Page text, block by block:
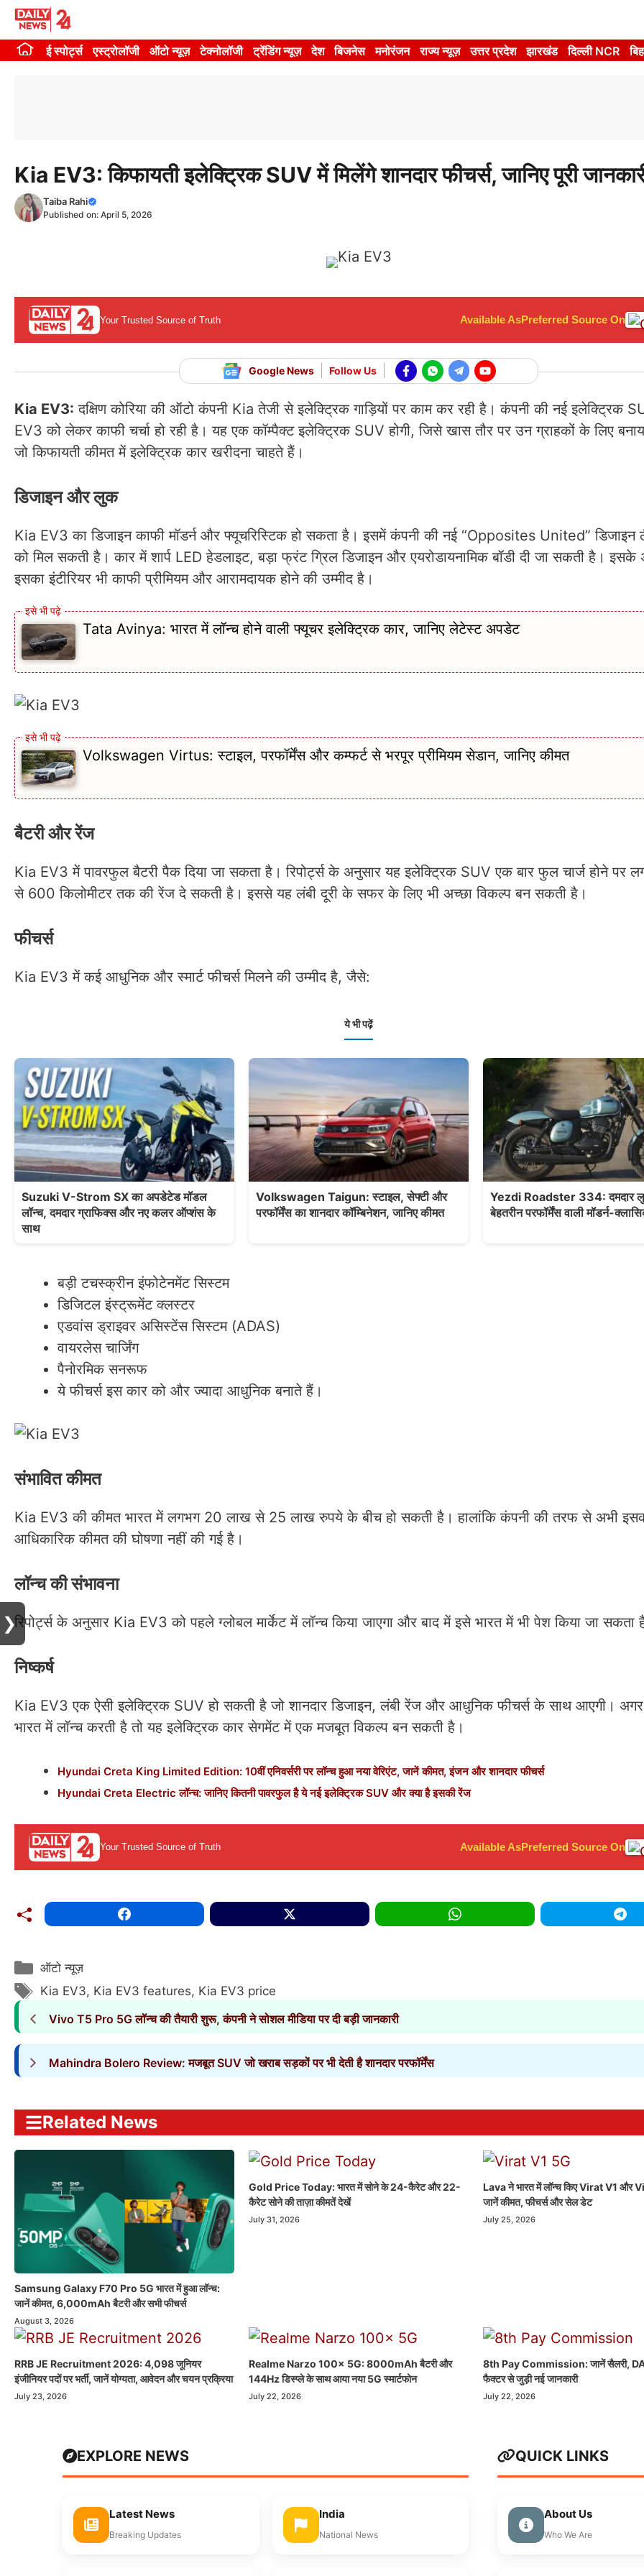
Skip
contentई स्पोर्ट्स एस्ट्रोलॉजी ऑटो न्यूज़ टेक्नोलॉजी ट्रेंडिंग न्यूज़ देश बिजनेस मनोरंजन राज्य न्यूज़ उत्तर प्रदेश झारखंड दिल्ली NCR
Kia EV3: किफायती इलेक्ट्रिक SUV में मिलेंगे शानदार फीचर्स, जानिए पूरी
Taiba Rahi
Published on: April 5, 2026
Your Trusted Source of Truth Available AsPreferred Source On
Google News Follow Us
Kia EV3: दक्षिण कोरिया की ऑटो कंपनी Kia तेजी से इलेक्ट्रिक गाड़ियों पर काम कर रही है। कंपनी की नई इलेक्ट्रिक
EV3 को लेकर काफी चर्चा हो रही है। यह एक कॉम्पैक्ट इलेक्ट्रिक SUV होगी, जिसे खास तौर पर उन ग्राहकों के लिए
जो किफायती कीमत में इलेक्ट्रिक कार खरीदना चाहते हैं।
डिजाइन और लुक
Kia EV3 का डिजाइन काफी मॉडर्न और फ्यूचरिस्टिक हो सकता है। इसमें कंपनी की नई “Opposites United”
को मिल सकती है। कार में शार्प LED हेडलाइट, बड़ा फ्रंट ग्रिल डिजाइन और एयरोडायनामिक बॉडी दी जा सकती है। इसके
इसका इंटीरियर भी काफी प्रीमियम और आरामदायक होने की उम्मीद है।
Tata Avinya: भारत में लॉन्च होने वाली फ्यूचर इलेक्ट्रिक कार, जानिए लेटेस्ट अपडेट
Volkswagen Virtus: स्टाइल, परफॉर्मेंस और कम्फर्ट से भरपूर प्रीमियम सेडान, जानिए कीमत
बैटरी और रेंज
Kia EV3 में पावरफुल बैटरी पैक दिया जा सकता है। रिपोर्ट्स के अनुसार यह इलेक्ट्रिक SUV एक बार फुल चार्ज होने पर
से 600 किलोमीटर तक की रेंज दे सकती है। इससे यह लंबी दूरी के सफर के लिए भी अच्छा विकल्प बन सकती है।
फीचर्स
Kia EV3 में कई आधुनिक और स्मार्ट फीचर्स मिलने की उम्मीद है, जैसे:
ये भी पढ़ें
Suzuki V-Strom SX का अपडेटेड मॉडल
लॉन्च, दमदार ग्राफिक्स और नए कलर ऑप्शंस के
साथ
Volkswagen Taigun: स्टाइल, सेफ्टी और
परफॉर्मेंस का शानदार कॉम्बिनेशन, जानिए कीमत
Yezdi Roadster 334: दमदार
बेहतरीन परफॉर्मेंस वाली मॉडर्न-
बड़ी टचस्क्रीन इंफोटेनमेंट सिस्टम
डिजिटल इंस्ट्रूमेंट क्लस्टर
एडवांस ड्राइवर असिस्टेंस सिस्टम (ADAS)
वायरलेस चार्जिंग
पैनोरमिक सनरूफ
ये फीचर्स इस कार को और ज्यादा आधुनिक बनाते हैं।
संभावित कीमत
Kia EV3 की कीमत भारत में लगभग 20 लाख से 25 लाख रुपये के बीच हो सकती है। हालांकि कंपनी की तरफ से अभी
आधिकारिक कीमत की घोषणा नहीं की गई है।
लॉन्च की संभावना
रिपोर्ट्स के अनुसार Kia EV3 को पहले ग्लोबल मार्केट में लॉन्च किया जाएगा और बाद में इसे भारत में भी पेश किया जा सकता
निष्कर्ष
Kia EV3 एक ऐसी इलेक्ट्रिक SUV हो सकती है जो शानदार डिजाइन, लंबी रेंज और आधुनिक फीचर्स के साथ आएगी।
भारत में लॉन्च करती है तो यह इलेक्ट्रिक कार सेगमेंट में एक मजबूत विकल्प बन सकती है।
Hyundai Creta King Limited Edition: 10वीं एनिवर्सरी पर लॉन्च हुआ नया वेरिएंट, जानें कीमत, इंजन और शानदार फीचर्स
Hyundai Creta Electric लॉन्च: जानिए कितनी पावरफुल है ये नई इलेक्ट्रिक SUV और क्या है इसकी रेंज
Your Trusted Source of Truth Available AsPreferred Source On
Categories
ऑटो न्यूज़
Tags
Kia EV3, Kia EV3 features, Kia EV3 price
Vivo T5 Pro 5G लॉन्च की तैयारी शुरू, कंपनी ने सोशल मीडिया पर दी बड़ी जानकारी
Mahindra Bolero Review: मजबूत SUV जो खराब सड़कों पर भी देती है शानदार परफॉर्मेंस
Related News
Samsung Galaxy F70 Pro 5G भारत में हुआ लॉन्च:
जानें कीमत, 6,000mAh बैटरी और सभी फीचर्स
August 3, 2026
Gold Price Today: भारत में सोने के 24-कैरेट और 22-
कैरेट सोने की ताज़ा कीमतें देखें
July 31, 2026
Lava ने भारत में लॉन्च किए Virat V1 और
जानें कीमत, फीचर्स और सेल डेट
July 25, 2026
RRB JE Recruitment 2026: 4,098 जूनियर
इंजीनियर पदों पर भर्ती, जानें योग्यता, आवेदन और चयन प्रक्रिया
July 23, 2026
Realme Narzo 100x 5G: 8000mAh बैटरी और
144Hz डिस्प्ले के साथ आया नया 5G स्मार्टफोन
July 22, 2026
8th Pay Commission: जानें सैलरी,
फैक्टर से जुड़ी नई जानकारी
July 22, 2026
❯
EXPLORE NEWS
Latest News
Breaking Updates
India
National News
QUICK LINKS
About Us
Who We Are